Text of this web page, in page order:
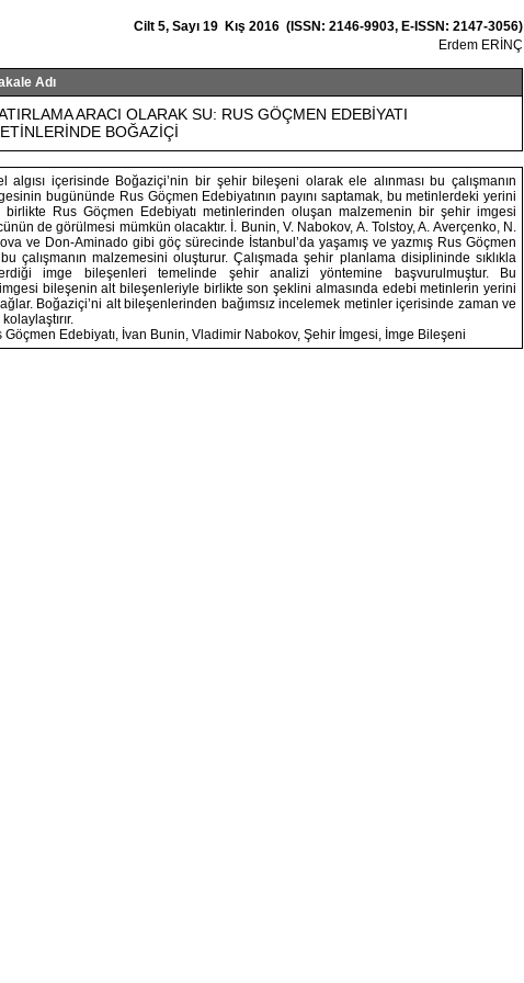
Cilt 5, Sayı 19 Kış 2016 (ISSN: 2146-9903, E-ISSN: 2147-3056)
Erdem ERİNÇ
Adı
ARACI OLARAK SU: RUS GÖÇMEN EDEBİYATI
BOĞAZİÇİ
algısı içerisinde Boğaziçi’nin bir şehir bileşeni olarak ele alınması bu çalışmanın
bugününde Rus Göçmen Edebiyatının payını saptamak, bu metinlerdeki yerini
birlikte Rus Göçmen Edebiyatı metinlerinden oluşan malzemenin bir şehir imgesi
de görülmesi mümkün olacaktır. İ. Bunin, V. Nabokov, A. Tolstoy, A. Averçenko, N.
ve Don-Aminado gibi göç sürecinde İstanbul’da yaşamış ve yazmış Rus Göçmen
çalışmanın malzemesini oluşturur. Çalışmada şehir planlama disiplininde sıklıkla
imge bileşenleri temelinde şehir analizi yöntemine başvurulmuştur. Bu
bileşenin alt bileşenleriyle birlikte son şeklini almasında edebi metinlerin yerini
Boğaziçi’ni alt bileşenlerinden bağımsız incelemek metinler içerisinde zaman ve
Edebiyatı, İvan Bunin, Vladimir Nabokov, Şehir İmgesi, İmge Bileşeni